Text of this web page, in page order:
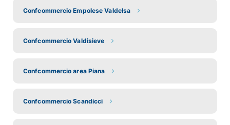
Confcommercio Empolese Valdelsa
Confcommercio Valdisieve
Confcommercio area Piana
Confcommercio Scandicci